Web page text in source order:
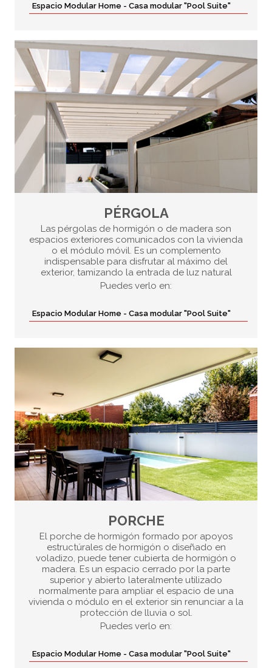
Espacio Modular Home - Casa modular "Pool Suite"
PÉRGOLA
Las pérgolas de hormigón o de madera son
espacios exteriores comunicados con la vivienda
o el módulo móvil. Es un complemento
indispensable para disfrutar al máximo del
exterior, tamizando la entrada de luz natural
Puedes verlo en:
Espacio Modular Home - Casa modular "Pool Suite"
PORCHE
El porche de hormigón formado por apoyos
estructúrales de hormigón o diseñado en
voladizo, puede tener cubierta de hormigón o
madera. Es un espacio cerrado por la parte
superior y abierto lateralmente utilizado
normalmente para ampliar el espacio de una
vivienda o módulo en el exterior sin renunciar a la
protección de lluvia o sol.
Puedes verlo en:
Espacio Modular Home - Casa modular "Pool Suite"